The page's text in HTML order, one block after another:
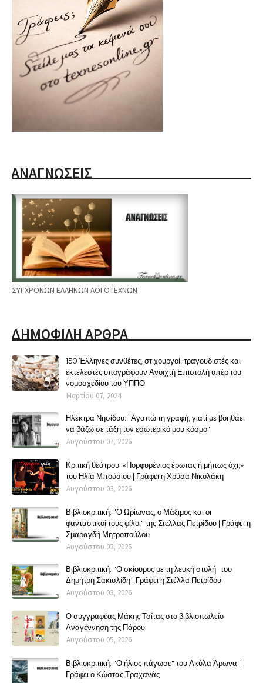
ΑΝΑΓΝΩΣΕΙΣ
ΣΥΓΧΡΟΝΩΝ ΕΛΛΗΝΩΝ ΛΟΓΟΤΕΧΝΩΝ
ΔΗΜΟΦΙΛΗ ΑΡΘΡΑ
150 Έλληνες συνθέτες, στιχουργοί, τραγουδιστές και
εκτελεστές υπογράφουν Ανοιχτή Επιστολή υπέρ του
νομοσχεδίου του ΥΠΠΟ
Μαρτίου 07, 2024
Ηλέκτρα Νησίδου: "Αγαπώ τη γραφή, γιατί με βοηθάει
να βάζω σε τάξη τον εσωτερικό μου κόσμο"
Αυγούστου 07, 2026
Κριτική θεάτρου: «Πορφυρένιος έρωτας ή μήπως όχι;»
του Ηλία Μπούσιου | Γράφει η Χρύσα Νικολάκη
Αυγούστου 03, 2026
Βιβλιοκριτική: "Ο Ωρίωνας, ο Μάξιμος και οι
φανταστικοί τους φίλοι" της Στέλλας Πετρίδου | Γράφει η
Σμαραγδή Μητροπούλου
Αυγούστου 03, 2026
Βιβλιοκριτική: "Ο σκίουρος με τη λευκή στολή" του
Δημήτρη Σακισλίδη | Γράφει η Στέλλα Πετρίδου
Αυγούστου 03, 2026
Ο συγγραφέας Μάκης Τσίτας στο βιβλιοπωλείο
Αναγέννηση της Πάρου
Αυγούστου 05, 2026
Βιβλιοκριτική: "Ο ήλιος πάγωσε" του Ακύλα Άρωνα |
Γράφει ο Κώστας Τραχανάς